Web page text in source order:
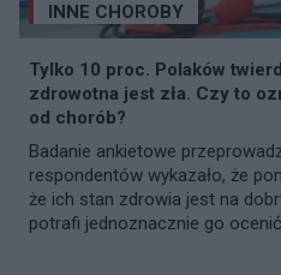
INNE CHOROBY
Tylko 10 proc. Polaków
zdrowotna jest zła. Czy to
od chorób?
Badanie ankietowe
respondentów wykazało, że
że ich stan zdrowia jest na
potrafi jednoznacznie go